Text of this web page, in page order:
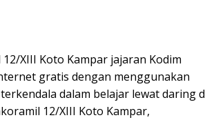
XIII Koto Kampar jajaran Kodim
gratis dengan menggunakan
dalam belajar lewat daring d
12/XIII Koto Kampar,